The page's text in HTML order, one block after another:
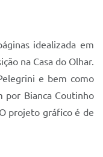
idealizada em
na Casa do Olhar.
e bem como
Bianca Coutinho
projeto gráfico é de